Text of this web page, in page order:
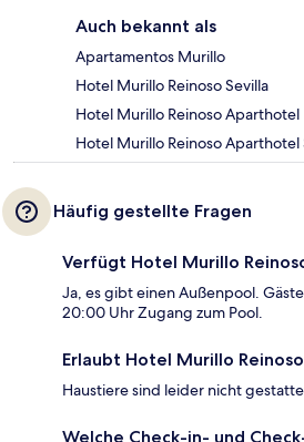
Auch bekannt als
Apartamentos Murillo
Hotel Murillo Reinoso Sevilla
Hotel Murillo Reinoso Aparthotel
Hotel Murillo Reinoso Aparthotel
Häufig gestellte Fragen
Verfügt Hotel Murillo
Ja, es gibt einen Außenpool.
20:00 Uhr Zugang zum Pool.
Erlaubt Hotel Murillo
Haustiere sind leider nicht
Welche Check-in- und